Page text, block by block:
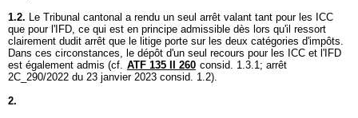
1.2. Le Tribunal cantonal a rendu un seul arrêt valant tant pour les ICC
que pour l'IFD, ce qui est en principe admissible dès lors qu'il ressort
clairement dudit arrêt que le litige porte sur les deux catégories d'impôts.
Dans ces circonstances, le dépôt d'un seul recours pour les ICC et l'IFD
est également admis (cf. ATF 135 II 260 consid. 1.3.1; arrêt
2C_290/2022 du 23 janvier 2023 consid. 1.2).
2.